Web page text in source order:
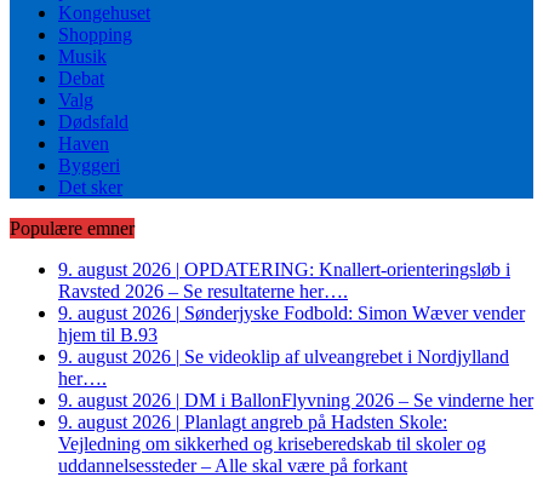
Kongehuset
Shopping
Musik
Debat
Valg
Dødsfald
Haven
Byggeri
Det sker
Populære emner
9. august 2026 | OPDATERING: Knallert-orienteringsløb i
Ravsted 2026 – Se resultaterne her….
9. august 2026 | Sønderjyske Fodbold: Simon Wæver vender
hjem til B.93
9. august 2026 | Se videoklip af ulveangrebet i Nordjylland
her….
9. august 2026 | DM i BallonFlyvning 2026 – Se vinderne her
9. august 2026 | Planlagt angreb på Hadsten Skole:
Vejledning om sikkerhed og kriseberedskab til skoler og
uddannelsessteder – Alle skal være på forkant